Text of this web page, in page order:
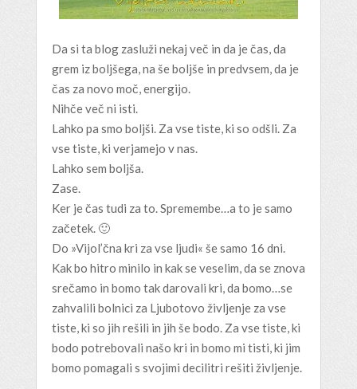
Da si ta blog zasluži nekaj več in da je čas, da
grem iz boljšega, na še boljše in predvsem, da je
čas za novo moč, energijo.
Nihče več ni isti.
Lahko pa smo boljši. Za vse tiste, ki so odšli. Za
vse tiste, ki verjamejo v nas.
Lahko sem boljša.
Zase.
Ker je čas tudi za to. Spremembe…a to je samo
začetek. 🙂
Do »Vijol’čna kri za vse ljudi« še samo 16 dni.
Kak bo hitro minilo in kak se veselim, da se znova
srečamo in bomo tak darovali kri, da bomo…se
zahvalili bolnici za Ljubotovo življenje za vse
tiste, ki so jih rešili in jih še bodo. Za vse tiste, ki
bodo potrebovali našo kri in bomo mi tisti, ki jim
bomo pomagali s svojimi decilitri rešiti življenje.